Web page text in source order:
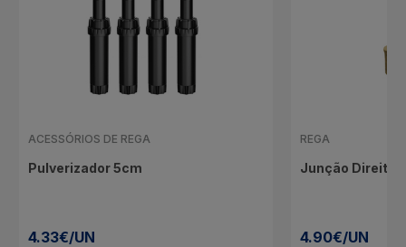
ACESSÓRIOS DE REGA
Pulverizador 5cm
4.33€/UN
REGA
Junção Direita
4.90€/UN